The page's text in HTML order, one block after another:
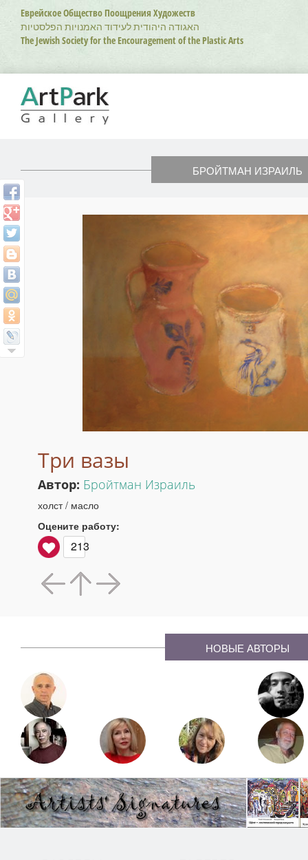
Перейти
основному
содержанию
Еврейское Общество Поощрения Художеств
האגודה היהודית לעידוד האמנויות הפלסטיות
The Jewish Society for the Encouragement of the Plastic Arts
БРОЙТМАН ИЗРАИЛЬ
Три вазы
Автор: Бройтман Израиль
холст / масло
Оцените работу:
213
НОВЫЕ АВТОРЫ